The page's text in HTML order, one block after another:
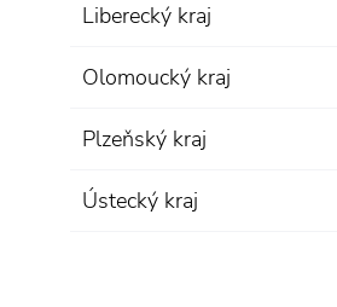
Liberecký kraj
Olomoucký kraj
Plzeňský kraj
Ústecký kraj